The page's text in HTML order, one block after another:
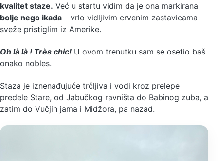
kvalitet staze. Već u startu vidim da je ona markirana
bolje nego ikada – vrlo vidljivim crvenim zastavicama
sveže pristiglim iz Amerike.
Oh là là ! Très chic! U ovom trenutku sam se osetio baš
onako nobles.
Staza je iznenađujuće trčljiva i vodi kroz prelepe
predele Stare, od Jabučkog ravništa do Babinog zuba, a
zatim do Vučjih jama i Midžora, pa nazad.